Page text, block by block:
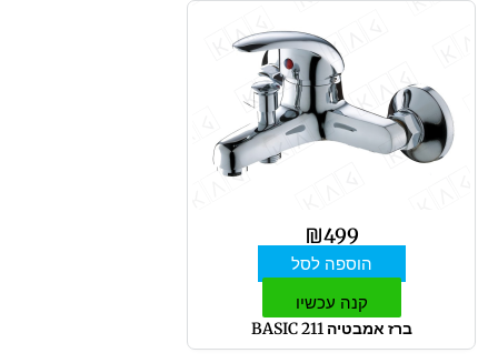
₪499
הוספה לסל
קנה עכשיו
ברז אמבטיה 211 BASIC